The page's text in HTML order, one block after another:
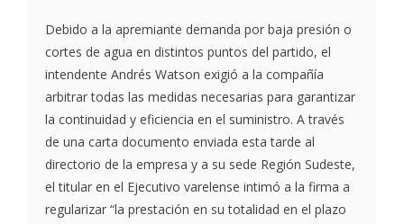
Debido a la apremiante demanda por baja presión o
cortes de agua en distintos puntos del partido, el
intendente Andrés Watson exigió a la compañía
arbitrar todas las medidas necesarias para garantizar
la continuidad y eficiencia en el suministro. A través
de una carta documento enviada esta tarde al
directorio de la empresa y a su sede Región Sudeste,
el titular en el Ejecutivo varelense intimó a la firma a
regularizar “la prestación en su totalidad en el plazo